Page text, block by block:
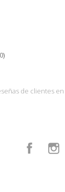
de clientes
Facebook